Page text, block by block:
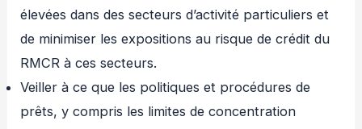
élevées dans des secteurs d’activité particuliers et
de minimiser les expositions au risque de crédit du
RMCR à ces secteurs.
Veiller à ce que les politiques et procédures de
prêts, y compris les limites de concentration